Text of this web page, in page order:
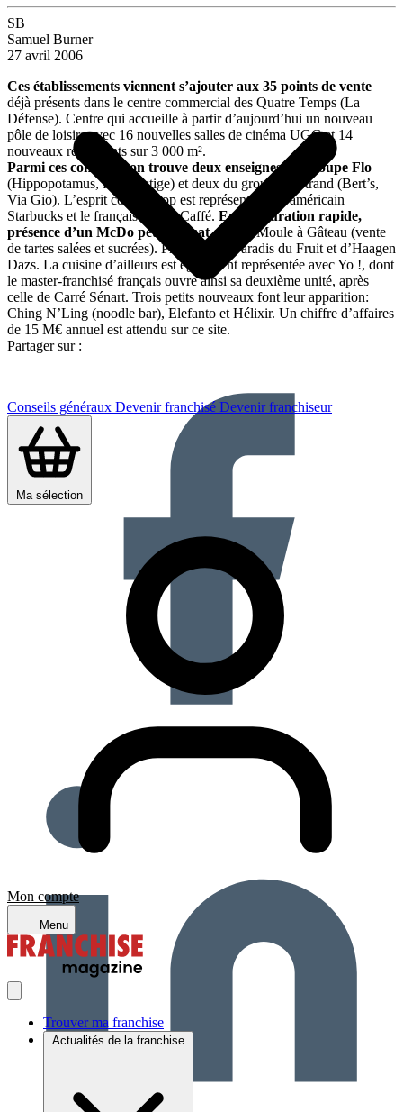
Conseils généraux Devenir franchisé Devenir franchiseur
Ma sélection
Mon compte
Menu
Trouver ma franchise
Actualités de la franchise
SB
Samuel Burner
27 avril 2006
Ces établissements viennent s’ajouter aux 35 points de vente
déjà présents dans le centre commercial des Quatre Temps (La
Défense). Centre qui accueille à partir d’aujourd’hui un nouveau
pôle de loisirs avec 16 nouvelles salles de cinéma UGC et 14
nouveaux restaurants sur 3 000 m².
Parmi ces concepts, on trouve deux enseignes du groupe Flo
(Hippopotamus, Flo Prestige) et deux du groupe Bertrand (Bert’s,
Via Gio). L’esprit coffee shop est représenté par l’américain
Starbucks et le français Rosso Caffé. En restauration rapide,
présence d’un McDo petit formatet d’un Moule à Gâteau (vente
de tartes salées et sucrées). Présence du Paradis du Fruit et d’Haagen
Dazs. La cuisine d’ailleurs est également représentée avec Yo !, dont
le master-franchisé français ouvre ainsi sa deuxième unité, après
celle de Carré Sénart. Trois petits nouveaux font leur apparition:
Ching N’Ling (noodle bar), Elefanto et Hélixir. Un chiffre d’affaires
de 15 M€ annuel est attendu sur ce site.
Partager sur :